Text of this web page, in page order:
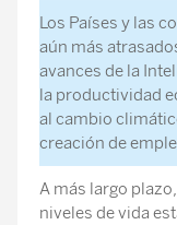
Los Países y las
aún más
avances de la
la productividad
al cambio
creación de
A más largo
niveles de vida